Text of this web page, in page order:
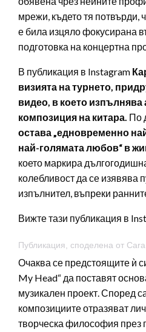
мрежи, където тя потвърди,
е била изцяло фокусирана
подготовка на концертна
В публикация в Instagram
визията на турнето,
видео, в което изпълнява
композиция на китара. По
остава „едновременно
най-голямата любов“ в
което маркира
колебливост да се изявява
изпълнител, въпреки
Вижте тази публикация в
Очаква се предстоящите ѝ
My Head“ да поставят
музикален проект. Според
композициите отразяват
творческа философия през